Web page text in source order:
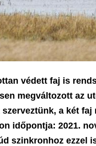
védett faj is
megváltozott az
a két
időpontja: 2021.
szinkronhoz ezzel